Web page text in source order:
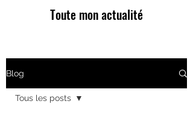
Toute mon actualité
Blog
Tous les posts